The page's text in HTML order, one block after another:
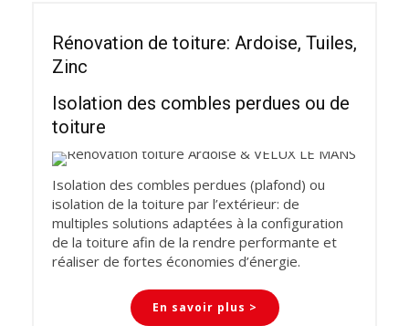
Rénovation de toiture: Ardoise, Tuiles,
Zinc
Isolation des combles perdues ou de
toiture
Isolation des combles perdues (plafond) ou
isolation de la toiture par l’extérieur: de
multiples solutions adaptées à la configuration
de la toiture afin de la rendre performante et
réaliser de fortes économies d’énergie.
En savoir plus >